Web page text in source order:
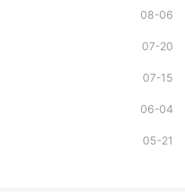
08-06
07-20
07-15
06-04
05-21